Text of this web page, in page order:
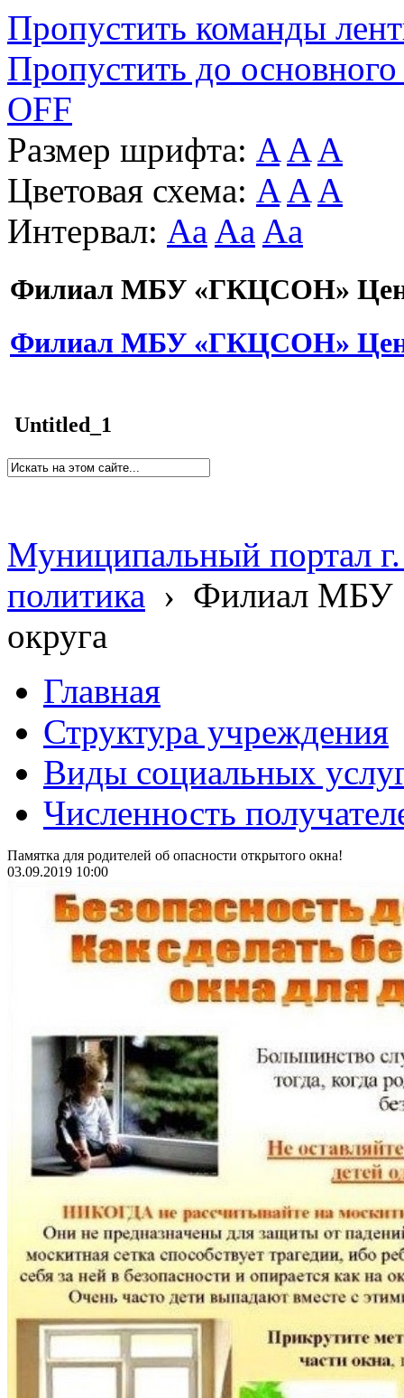
Пропустить команды
Пропустить до основного
OFF
Размер шрифта: A A A
Цветовая схема: A A A
Интервал: Aa Aa Aa
Филиал МБУ «ГКЦСОН»
Филиал МБУ «ГКЦСОН»
Untitled_1
Муниципальный портал
политика › Филиал МБУ
округа
Главная
Структура учреждения
Виды социальных
Численность
Памятка для родителей об опасности открытого окна!
03.09.2019 10:00